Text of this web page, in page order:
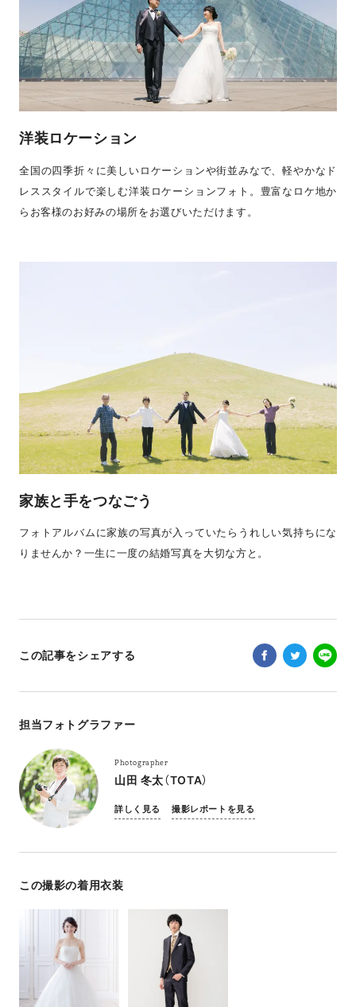
洋装ロケーション
全国の四季折々に美しいロケーションや街並みなで、軽やかなド
レススタイルで楽しむ洋装ロケーションフォト。豊富なロケ地か
らお客様のお好みの場所をお選びいただけます。
家族と手をつなごう
フォトアルバムに家族の写真が入っていたらうれしい気持ちにな
りませんか？一生に一度の結婚写真を大切な方と。
この記事をシェアする
担当フォトグラファー
Photographer
山田 冬太（TOTA）
詳しく見る 撮影レポートを見る
この撮影の着用衣装